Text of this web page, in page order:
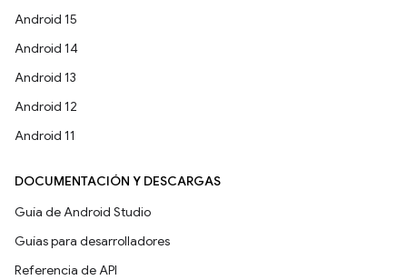
Android 15
Android 14
Android 13
Android 12
Android 11
DOCUMENTACIÓN Y DESCARGAS
Guía de Android Studio
Guías para desarrolladores
Referencia de API